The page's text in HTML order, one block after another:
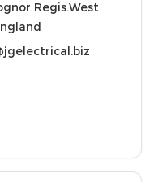
Regis.West